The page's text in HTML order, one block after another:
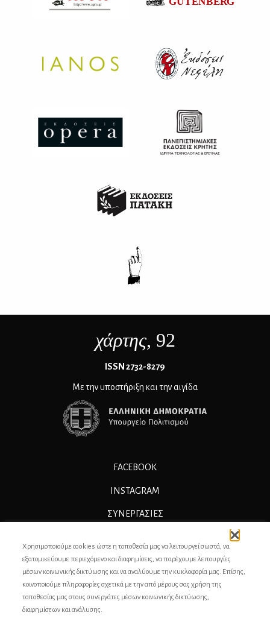
χάρτης, 92
ΙSSN 2732-8279
Με την υποστήριξη και την αιγίδα
FACEBOOK
INSTAGRAM
ΣΥΝΕΡΓΑΣΊΕΣ
ΕΠΙΚΟΙΝΩΝΙΑ
ΣΥΝΤΕΛΕΣΤΕΣ
Χρησιμοποιούμε cookies ώστε η τοποθεσία μας να λειτουργεί σωστά, να
εξατομικεύουμε περιεχόμενο και διαφημίσεις, να παρέχουμε λειτουργίες
μέσων κοινωνικής δικτύωσης και να αναλύουμε την κυκλοφορία μας. Επίσης,
κοινοποιούμε πληροφορίες σχετικά με την από μέρους σας χρήση της
τοποθεσίας μας στους συνεργάτες μέσων κοινωνικής δικτύωσης,
διαφημίσεων και ανάλυσης.